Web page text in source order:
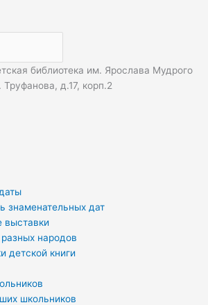
библиотека им. Ярослава Мудрого
Труфанова, д.17, корп.2
знаменательных дат
выставки
народов
детской книги
школьников